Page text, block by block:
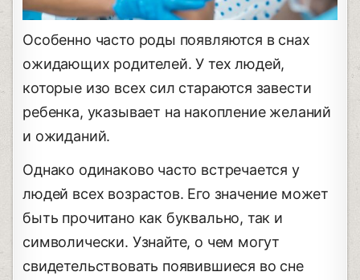
Особенно часто роды появляются в снах
ожидающих родителей. У тех людей,
которые изо всех сил стараются завести
ребенка, указывает на накопление желаний
и ожиданий.
Однако одинаково часто встречается у
людей всех возрастов. Его значение может
быть прочитано как буквально, так и
символически. Узнайте, о чем могут
свидетельствовать появившиеся во сне